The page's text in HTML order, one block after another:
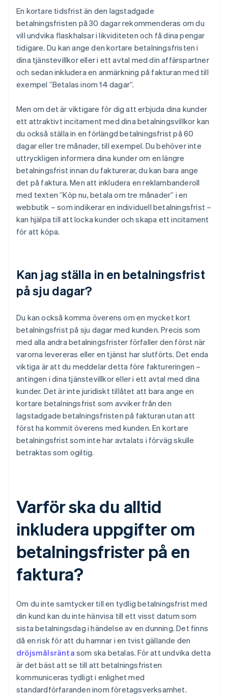
En kortare tidsfrist än den lagstadgade
betalningsfristen på 30 dagar rekommenderas om du
vill undvika flaskhalsar i likviditeten och få dina pengar
tidigare. Du kan ange den kortare betalningsfristen i
dina tjänstevillkor eller i ett avtal med din affärspartner
och sedan inkludera en anmärkning på fakturan med till
exempel ”Betalas inom 14 dagar”.
Men om det är viktigare för dig att erbjuda dina kunder
ett attraktivt incitament med dina betalningsvillkor kan
du också ställa in en förlängd betalningsfrist på 60
dagar eller tre månader, till exempel. Du behöver inte
uttryckligen informera dina kunder om en längre
betalningsfrist innan du fakturerar, du kan bara ange
det på faktura. Men att inkludera en reklambanderoll
med texten ”Köp nu, betala om tre månader” i en
webbutik – som indikerar en individuell betalningsfrist –
kan hjälpa till att locka kunder och skapa ett incitament
för att köpa.
Kan jag ställa in en betalningsfrist
på sju dagar?
Du kan också komma överens om en mycket kort
betalningsfrist på sju dagar med kunden. Precis som
med alla andra betalningsfrister förfaller den först när
varorna levereras eller en tjänst har slutförts. Det enda
viktiga är att du meddelar detta före faktureringen –
antingen i dina tjänstevillkor eller i ett avtal med dina
kunder. Det är inte juridiskt tillåtet att bara ange en
kortare betalningsfrist som avviker från den
lagstadgade betalningsfristen på fakturan utan att
först ha kommit överens med kunden. En kortare
betalningsfrist som inte har avtalats i förväg skulle
betraktas som ogiltig.
Varför ska du alltid
inkludera uppgifter om
betalningsfrister på en
faktura?
Om du inte samtycker till en tydlig betalningsfrist med
din kund kan du inte hänvisa till ett visst datum som
sista betalningsdag i händelse av en dunning. Det finns
då en risk för att du hamnar i en tvist gällande den
dröjsmålsränta som ska betalas. För att undvika detta
är det bäst att se till att betalningsfristen
kommuniceras tydligt i enlighet med
standardförfaranden inom företagsverksamhet.